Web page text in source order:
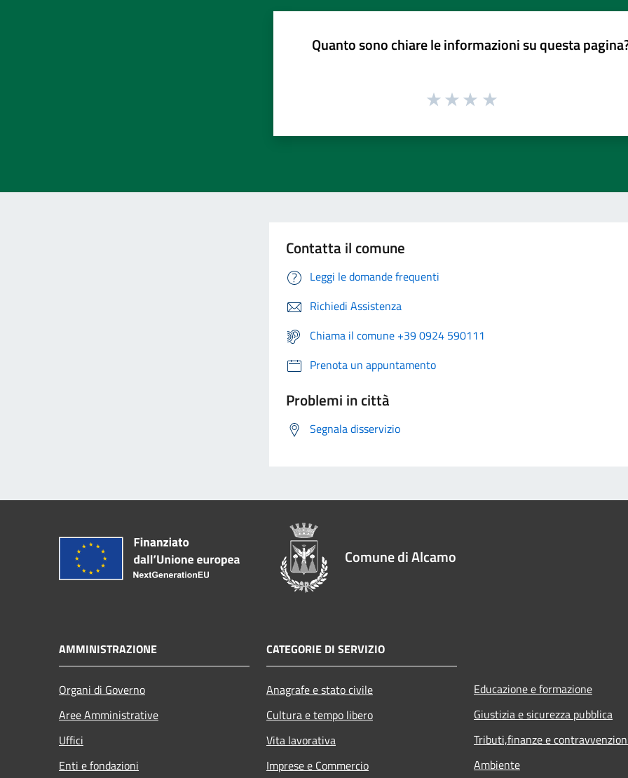
Quanto sono chiare le informazioni su questa
Contatta il comune
Leggi le domande frequenti
Richiedi Assistenza
Chiama il comune +39 0924 590111
Prenota un appuntamento
Problemi in città
Segnala disservizio
Comune di Alcamo
AMMINISTRAZIONE
Organi di Governo
Aree Amministrative
Uffici
Enti e fondazioni
CATEGORIE DI SERVIZIO
Anagrafe e stato civile
Cultura e tempo libero
Vita lavorativa
Imprese e Commercio
Educazione e formazione
Giustizia e sicurezza pubblica
Tributi,finanze e
Ambiente